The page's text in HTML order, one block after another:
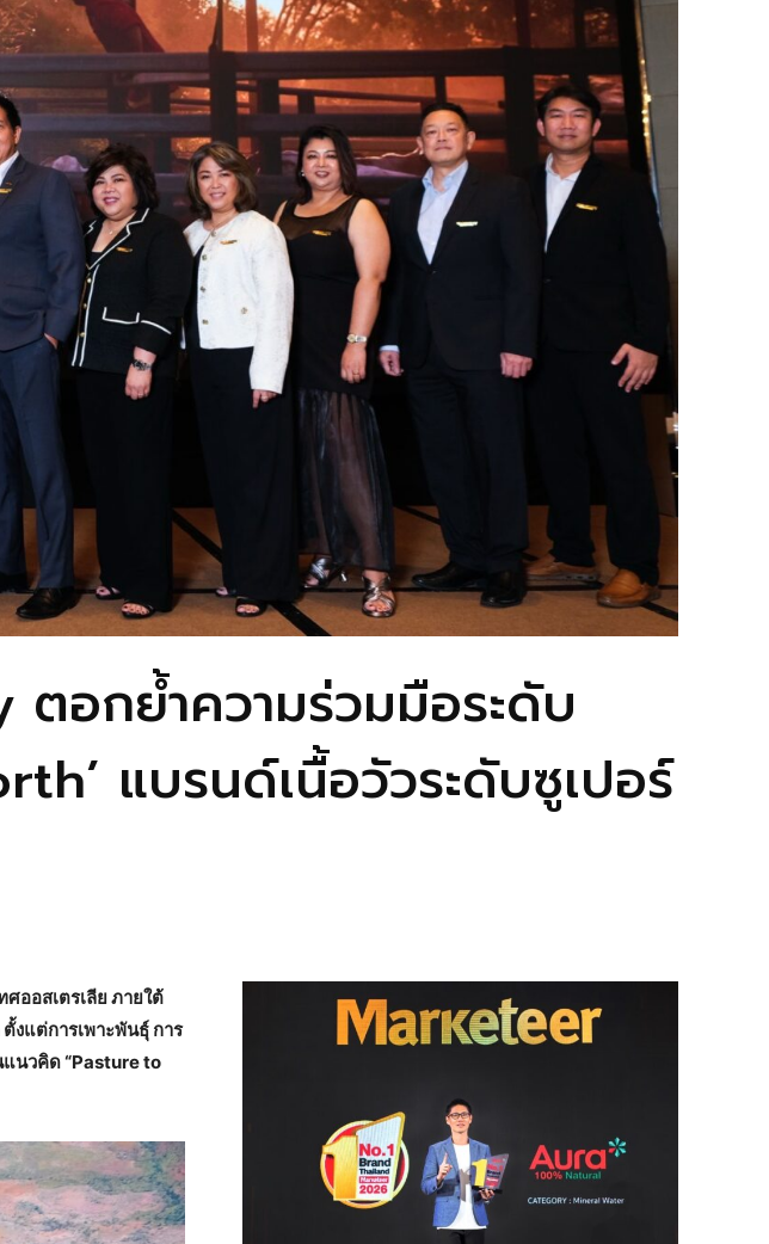
อกย้ำความร่วมมือระดับ
แบรนด์เนื้อวัวระดับซูเปอร์
ออสเตรเลีย ภายใต้
งแต่การเพาะพันธุ์ การ
นวคิด “Pasture to